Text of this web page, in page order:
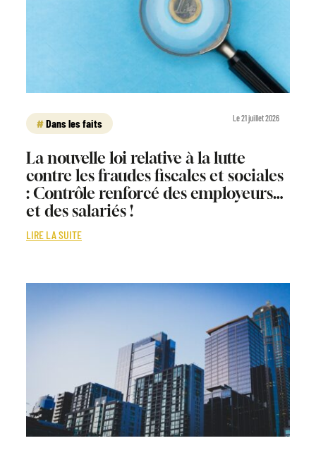
Dans les faits Le 21 juillet 2026
La nouvelle loi relative à la lutte
contre les fraudes fiscales et sociales
: Contrôle renforcé des employeurs…
et des salariés !
LIRE LA SUITE